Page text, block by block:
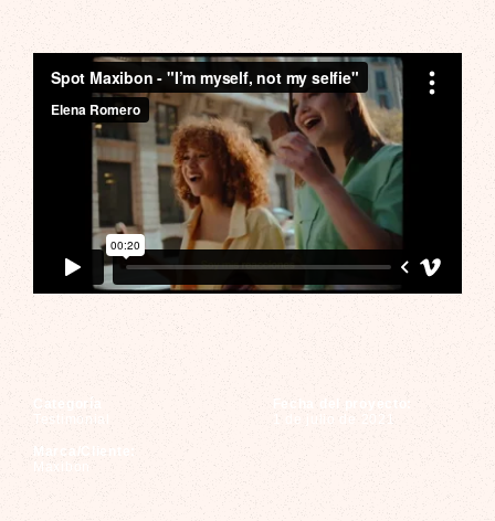
Spot Maxibon
Categoría
Testimonial
Fecha del proyecto:
1 de julio de 2021
Marca/Cliente:
Maxibon